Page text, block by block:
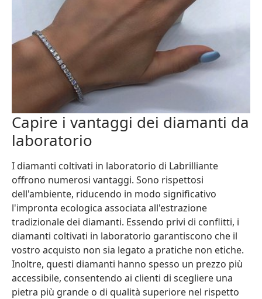
Capire i vantaggi dei diamanti da
laboratorio
I diamanti coltivati in laboratorio di Labrilliante
offrono numerosi vantaggi. Sono rispettosi
dell'ambiente, riducendo in modo significativo
l'impronta ecologica associata all'estrazione
tradizionale dei diamanti. Essendo privi di conflitti, i
diamanti coltivati in laboratorio garantiscono che il
vostro acquisto non sia legato a pratiche non etiche.
Inoltre, questi diamanti hanno spesso un prezzo più
accessibile, consentendo ai clienti di scegliere una
pietra più grande o di qualità superiore nel rispetto